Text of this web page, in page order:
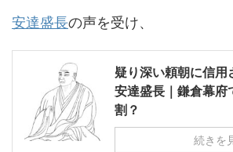
安達盛長の声を受け、
疑り深い頼朝に信用
安達盛長｜鎌倉幕府
割？
続きを